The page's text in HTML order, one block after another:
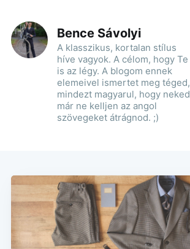
Bence Sávolyi
A klasszikus, kortalan stílus
híve vagyok. A célom, hogy Te
is az légy. A blogom ennek
elemeivel ismertet meg téged,
mindezt magyarul, hogy neked
már ne kelljen az angol
szövegeket átrágnod. ;)